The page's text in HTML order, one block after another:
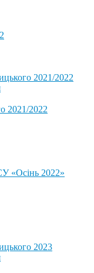
2021/2022
2021/2022
«Осінь 2022»
2023